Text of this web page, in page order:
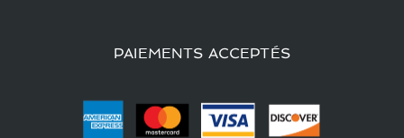
PAIEMENTS ACCEPTÉS